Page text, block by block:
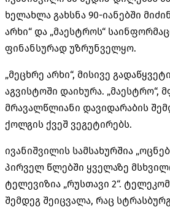
ხელახლა გახსნა 90-იანებში
არხი“ და „მაესტროს“
ფინანსურად უზრუნველყო.
„მეცხრე არხი“, მისივე
აგვისტოში დაიხურა.
მრავალწლიანი დავიდარაბის
ქოლგის ქვეშ ვეგეტირებს.
ივანიშვილის სამსახურშია
პირველ წლებში ყველაზე
ტელევიზია „რუსთავი 2“.
შემდეგ შეიცვალა, რაც